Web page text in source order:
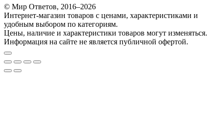
© Мир Ответов, 2016–2026
Интернет-магазин товаров с ценами, характеристиками и
удобным выбором по категориям.
Цены, наличие и характеристики товаров могут изменяться.
Информация на сайте не является публичной офертой.